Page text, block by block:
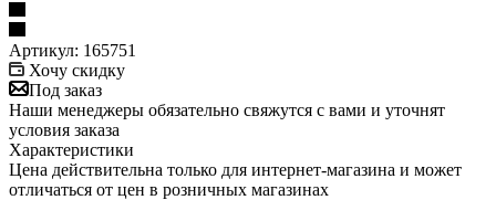
Артикул: 165751
Хочу скидку
Под заказ
Наши менеджеры обязательно свяжутся с вами и уточнят
условия заказа
Характеристики
Цена действительна только для интернет-магазина и может
отличаться от цен в розничных магазинах